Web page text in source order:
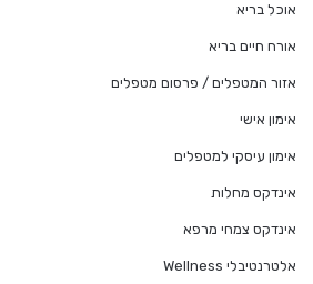
אוכל בריא
אורח חיים בריא
אזור המטפלים / פרסום מטפלים
אימון אישי
אימון עיסקי למטפלים
אינדקס מחלות
אינדקס צמחי מרפא
אלטרנטיבלי Wellness